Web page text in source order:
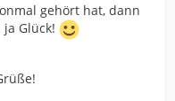
gehört hat, dann
Glück!